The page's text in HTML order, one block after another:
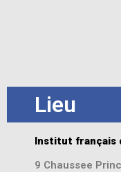
Lieu
Institut français
9 Chaussee